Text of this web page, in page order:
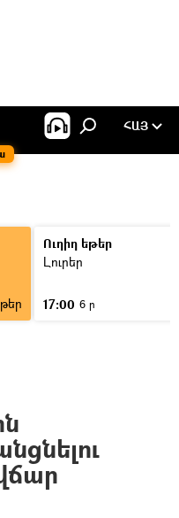
ՀԱՅ
Ուղիղ եթեր
Լուրեր
17:00 6 ր